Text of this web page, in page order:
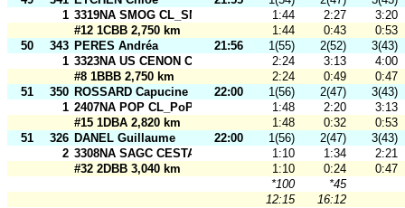
1 3319NA SMOG CL_SMOG la famille 1:44 2:27
3:20
#12 1CBB 2,750 km
1:44 0:43
0:53
50
343 PERES Andréa 21:56 1(55) 2(52)
3(43)
1 3323NA US CENON CO CL_USCCO - Relais B
2:24 3:13
4:00
#8 1BBB 2,750 km
2:24 0:49
0:47
51
350 ROSSARD Capucine 22:00 1(56) 2(47)
3(43)
1 2407NA POP CL_PoP Hot 1:48 2:20
3:13
#15 1DBA 2,820 km
1:48 0:32
0:53
51
326 DANEL Guillaume 22:00 1(56) 2(47)
3(43)
2 3308NA SAGC CESTAS CL_SAGC 2 1:10 1:34
2:21
#32 2DBB 3,040 km
1:10 0:24
0:47
*100
*45
12:15
16:12